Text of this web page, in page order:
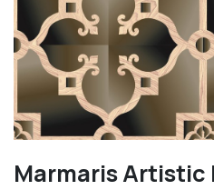
Marmaris Artistic